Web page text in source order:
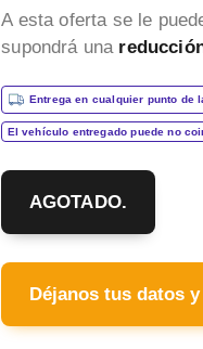
A esta oferta se le
supondrá una
Entrega en cualquier punto de
El vehículo entregado puede no
AGOTADO.
Déjanos tus datos